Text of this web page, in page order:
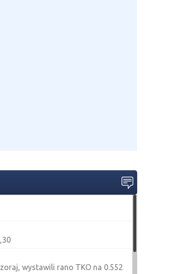
wystawili rano TKO na 0.552